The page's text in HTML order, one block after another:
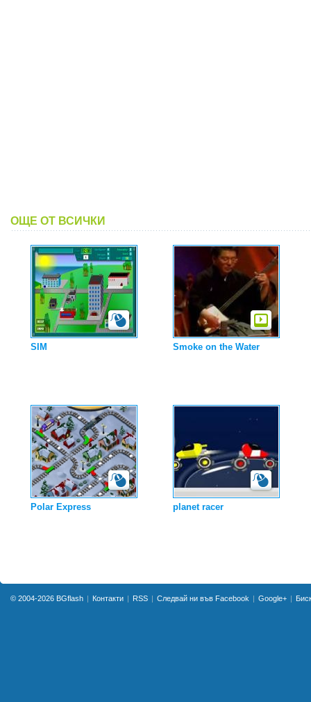
ОЩЕ ОТ ВСИЧКИ
SIM Smoke on the Water
Polar Express planet racer
© 2004-2026 BGflash Контакти RSS Следвай ни във Facebook Google+